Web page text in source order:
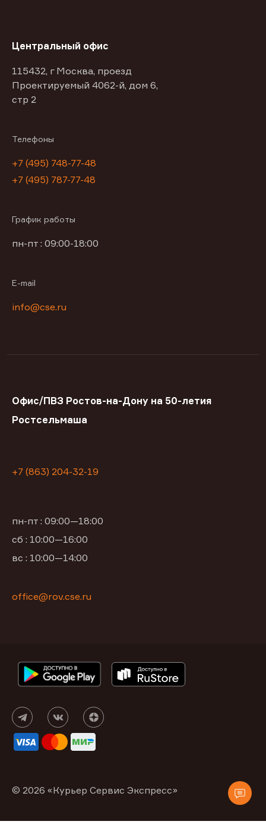
Центральный офис
115432, г Москва, проезд
Проектируемый 4062-й, дом 6,
стр 2
Телефоны
+7 (495) 748-77-48
+7 (495) 787-77-48
График работы
пн-пт : 09:00-18:00
E-mail
info@cse.ru
Офис/ПВЗ Ростов-на-Дону на 50-летия
Ростсельмаша
+7 (863) 204-32-19
пн-пт : 09:00—18:00
сб : 10:00—16:00
вс : 10:00—14:00
office@rov.cse.ru
© 2026 «Курьер Сервис Экспресс»